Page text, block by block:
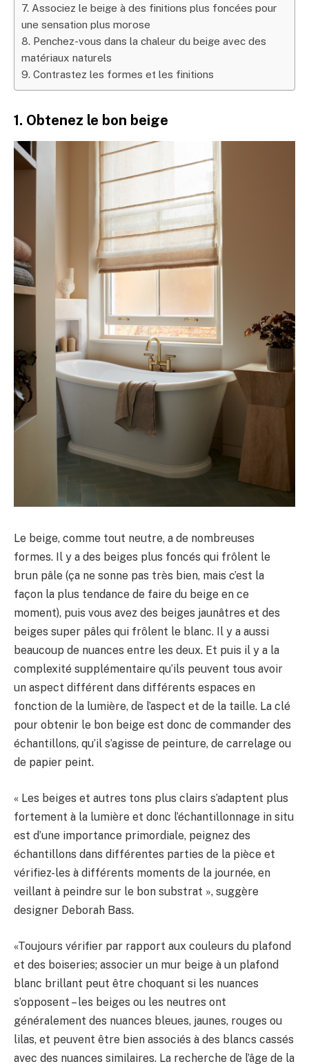
7. Associez le beige à des finitions plus foncées pour
une sensation plus morose
8. Penchez-vous dans la chaleur du beige avec des
matériaux naturels
9. Contrastez les formes et les finitions
1. Obtenez le bon beige
Le beige, comme tout neutre, a de nombreuses
formes. Il y a des beiges plus foncés qui frôlent le
brun pâle (ça ne sonne pas très bien, mais c’est la
façon la plus tendance de faire du beige en ce
moment), puis vous avez des beiges jaunâtres et des
beiges super pâles qui frôlent le blanc. Il y a aussi
beaucoup de nuances entre les deux. Et puis il y a la
complexité supplémentaire qu’ils peuvent tous avoir
un aspect différent dans différents espaces en
fonction de la lumière, de l’aspect et de la taille. La clé
pour obtenir le bon beige est donc de commander des
échantillons, qu’il s’agisse de peinture, de carrelage ou
de papier peint.
« Les beiges et autres tons plus clairs s’adaptent plus
fortement à la lumière et donc l’échantillonnage in situ
est d’une importance primordiale, peignez des
échantillons dans différentes parties de la pièce et
vérifiez-les à différents moments de la journée, en
veillant à peindre sur le bon substrat », suggère
designer Deborah Bass.
«Toujours vérifier par rapport aux couleurs du plafond
et des boiseries; associer un mur beige à un plafond
blanc brillant peut être choquant si les nuances
s’opposent – les beiges ou les neutres ont
généralement des nuances bleues, jaunes, rouges ou
lilas, et peuvent être bien associés à des blancs cassés
avec des nuances similaires. La recherche de l’âge de la